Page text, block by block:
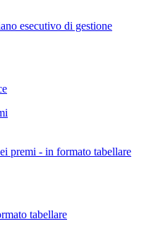
esecutivo di gestione
premi - in formato tabellare
tabellare